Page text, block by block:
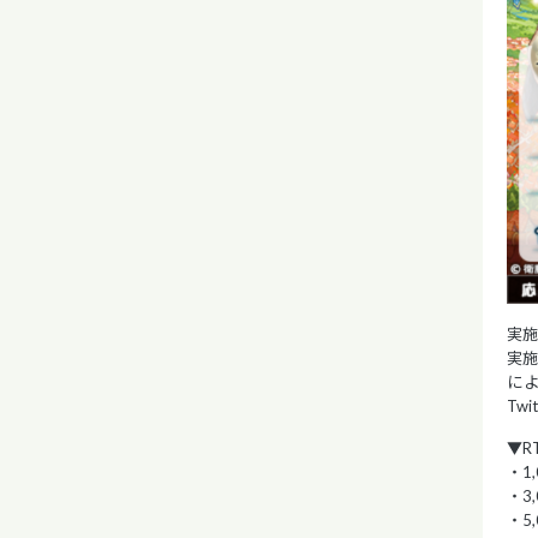
実
実
に
・
・
・